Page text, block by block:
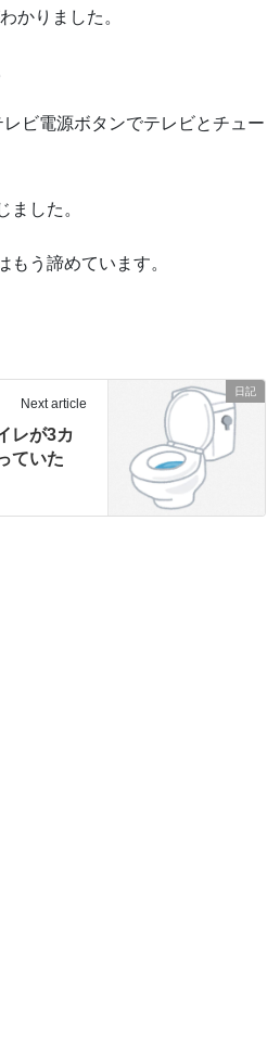
かりました。
ビ電源ボタンでテレビとチュー
した。
う諦めています。
日記
Next article
レが3カ
ていた